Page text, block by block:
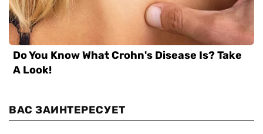
ВАС ЗАИНТЕРЕСУЕТ